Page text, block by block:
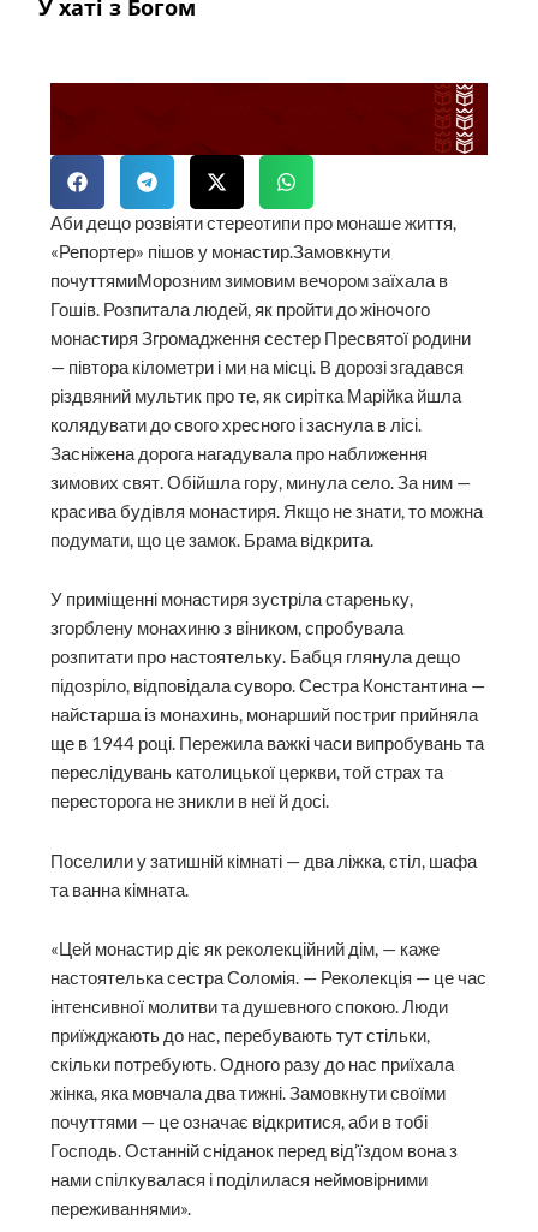
У хаті з Богом
Аби дещо розвіяти стереотипи про монаше життя,
«Репортер» пішов у монастир.Замовкнути
почуттямиМорозним зимовим вечором заїхала в
Гошів. Розпитала людей, як пройти до жіночого
монастиря Згромадження сестер Пресвятої родини
— півтора кілометри і ми на місці. В дорозі згадався
різдвяний мультик про те, як сирітка Марійка йшла
колядувати до свого хресного і заснула в лісі.
Засніжена дорога нагадувала про наближення
зимових свят. Обійшла гору, минула село. За ним —
красива будівля монастиря. Якщо не знати, то можна
подумати, що це замок. Брама відкрита.
У приміщенні монастиря зустріла стареньку,
згорблену монахиню з віником, спробувала
розпитати про настоятельку. Бабця глянула дещо
підозріло, відповідала суворо. Сестра Константина —
найстарша із монахинь, монарший постриг прийняла
ще в 1944 році. Пережила важкі часи випробувань та
переслідувань католицької церкви, той страх та
пересторога не зникли в неї й досі.
Поселили у затишній кімнаті — два ліжка, стіл, шафа
та ванна кімната.
«Цей монастир діє як реколекційний дім, — каже
настоятелька сестра Соломія. — Реколекція — це час
інтенсивної молитви та душевного спокою. Люди
приїжджають до нас, перебувають тут стільки,
скільки потребують. Одного разу до нас приїхала
жінка, яка мовчала два тижні. Замовкнути своїми
почуттями — це означає відкритися, аби в тобі
Господь. Останній сніданок перед від’їздом вона з
нами спілкувалася і поділилася неймовірними
переживаннями».